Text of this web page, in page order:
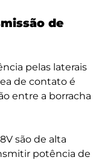
de
pelas laterais
de contato é
entre a borracha
são de alta
potência de